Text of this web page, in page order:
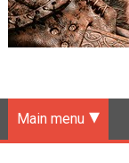
Main menu